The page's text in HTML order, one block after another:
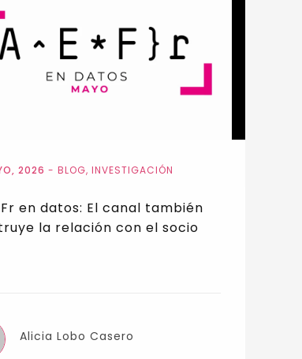
2026 - BLOG, INVESTIGACIÓN
en datos: El canal también
la relación con el socio
Alicia Lobo Casero